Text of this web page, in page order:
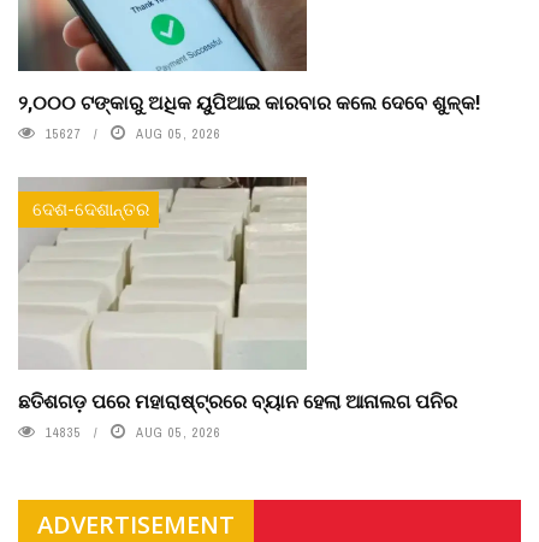
୨,୦୦୦ ଟଙ୍କାରୁ ଅଧିକ ୟୁପିଆଇ କାରବାର କଲେ ଦେବେ ଶୁଳ୍କ!
15627 AUG 05, 2026
ଦେଶ-ଦେଶାନ୍ତର
ଛତିଶଗଡ଼ ପରେ ମହାରାଷ୍ଟ୍ରରେ ବ୍ୟାନ ହେଲା ଆନାଲଗ ପନିର
14835 AUG 05, 2026
ADVERTISEMENT